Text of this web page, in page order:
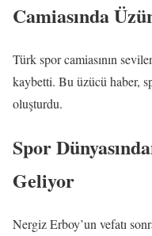
Camiasında
Türk spor camiasının
kaybetti. Bu üzücü haber,
oluşturdu.
Spor
Geliyor
Nergiz Erboy’un vefatı